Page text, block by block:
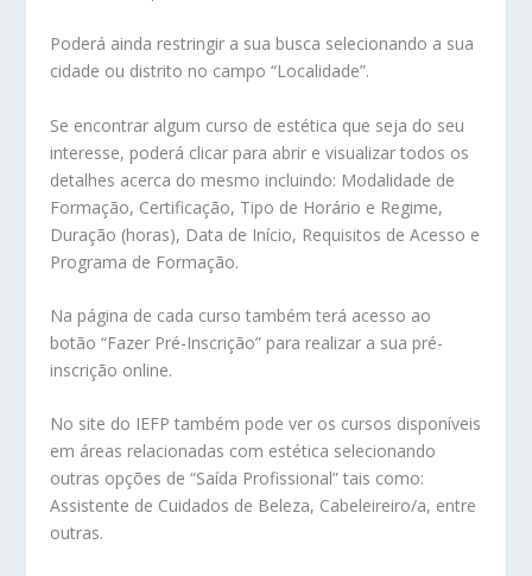
Poderá ainda restringir a sua busca selecionando a sua
cidade ou distrito no campo “Localidade”.
Se encontrar algum curso de estética que seja do seu
interesse, poderá clicar para abrir e visualizar todos os
detalhes acerca do mesmo incluindo: Modalidade de
Formação, Certificação, Tipo de Horário e Regime,
Duração (horas), Data de Início, Requisitos de Acesso e
Programa de Formação.
Na página de cada curso também terá acesso ao
botão “Fazer Pré-Inscrição” para realizar a sua pré-
inscrição online.
No site do IEFP também pode ver os cursos disponíveis
em áreas relacionadas com estética selecionando
outras opções de “Saída Profissional” tais como:
Assistente de Cuidados de Beleza, Cabeleireiro/a, entre
outras.